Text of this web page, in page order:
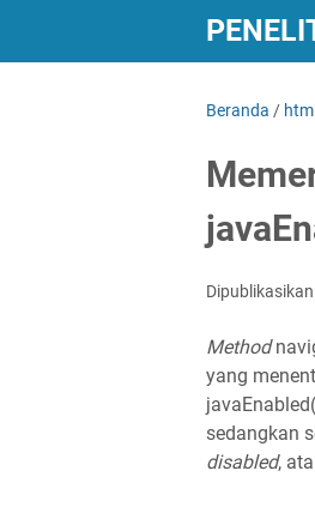
Beranda / html
Method
yang
sedangkan
disabled,